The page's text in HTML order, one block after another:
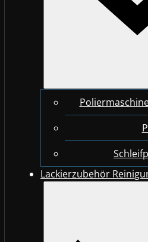
Lackierzubehör